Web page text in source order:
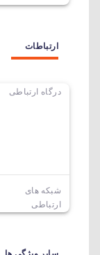
ارتباطات
درگاه ارتباطی
شبکه های
ارتباطی